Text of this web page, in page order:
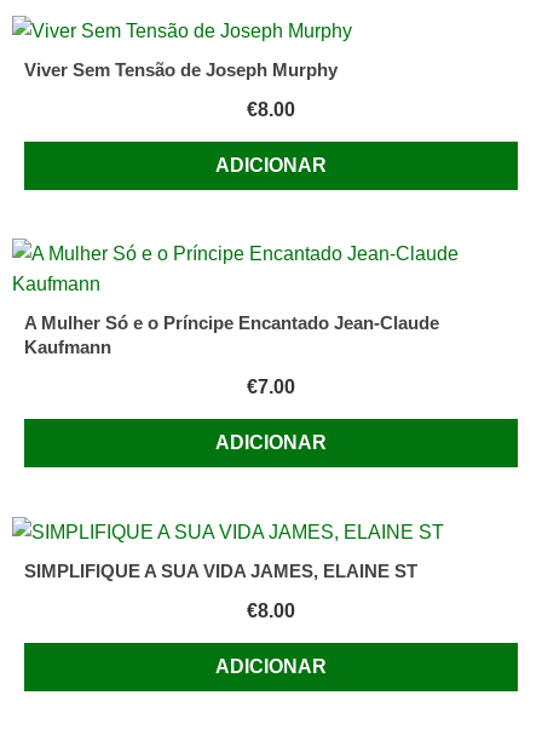
Viver Sem Tensão de Joseph Murphy
€8.00
ADICIONAR
A Mulher Só e o Príncipe Encantado Jean-Claude
Kaufmann
€7.00
ADICIONAR
SIMPLIFIQUE A SUA VIDA JAMES, ELAINE ST
€8.00
ADICIONAR